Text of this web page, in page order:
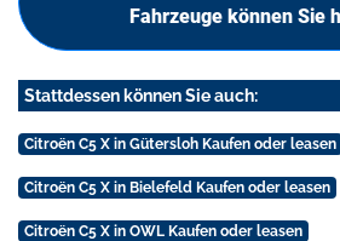
Fahrzeuge können Sie
Stattdessen können Sie auch:
Citroën C5 X in Gütersloh Kaufen oder leasen
Citroën C5 X in Bielefeld Kaufen oder leasen
Citroën C5 X in OWL Kaufen oder leasen